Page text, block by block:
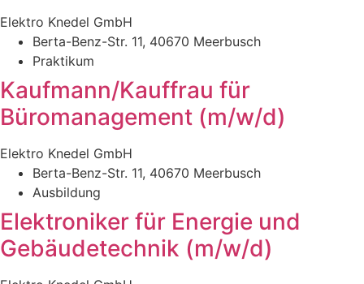
Elektro Knedel GmbH
Berta-Benz-Str. 11, 40670 Meerbusch
Praktikum
Kaufmann/Kauffrau für
Büromanagement (m/w/d)
Elektro Knedel GmbH
Berta-Benz-Str. 11, 40670 Meerbusch
Ausbildung
Elektroniker für Energie und
Gebäudetechnik (m/w/d)